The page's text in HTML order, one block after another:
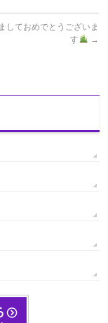
しておめでとうございま
す
→